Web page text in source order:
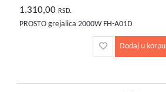
1.310,00 RSD.
PROSTO grejalica 2000W FH-A01D
Dodaj u korpu